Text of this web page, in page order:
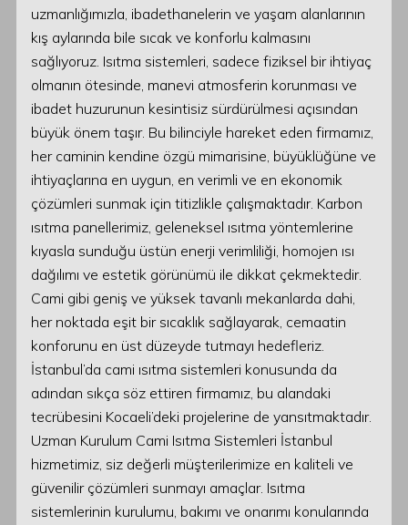
uzmanlığımızla, ibadethanelerin ve yaşam alanlarının
kış aylarında bile sıcak ve konforlu kalmasını
sağlıyoruz. Isıtma sistemleri, sadece fiziksel bir ihtiyaç
olmanın ötesinde, manevi atmosferin korunması ve
ibadet huzurunun kesintisiz sürdürülmesi açısından
büyük önem taşır. Bu bilinciyle hareket eden firmamız,
her caminin kendine özgü mimarisine, büyüklüğüne ve
ihtiyaçlarına en uygun, en verimli ve en ekonomik
çözümleri sunmak için titizlikle çalışmaktadır. Karbon
ısıtma panellerimiz, geleneksel ısıtma yöntemlerine
kıyasla sunduğu üstün enerji verimliliği, homojen ısı
dağılımı ve estetik görünümü ile dikkat çekmektedir.
Cami gibi geniş ve yüksek tavanlı mekanlarda dahi,
her noktada eşit bir sıcaklık sağlayarak, cemaatin
konforunu en üst düzeyde tutmayı hedefleriz.
İstanbul’da cami ısıtma sistemleri konusunda da
adından sıkça söz ettiren firmamız, bu alandaki
tecrübesini Kocaeli’deki projelerine de yansıtmaktadır.
Uzman Kurulum Cami Isıtma Sistemleri İstanbul
hizmetimiz, siz değerli müşterilerimize en kaliteli ve
güvenilir çözümleri sunmayı amaçlar. Isıtma
sistemlerinin kurulumu, bakımı ve onarımı konularında